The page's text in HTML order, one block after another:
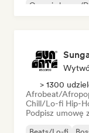
Organic house/
> 1300
Afrobeat/
Chill/Lo-fi Hip-
Podpisz umowę